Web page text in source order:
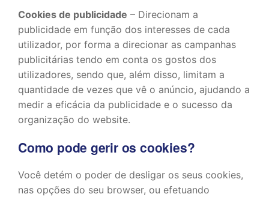
Cookies de publicidade – Direcionam a
publicidade em função dos interesses de cada
utilizador, por forma a direcionar as campanhas
publicitárias tendo em conta os gostos dos
utilizadores, sendo que, além disso, limitam a
quantidade de vezes que vê o anúncio, ajudando a
medir a eficácia da publicidade e o sucesso da
organização do website.
Como pode gerir os cookies?
Você detém o poder de desligar os seus cookies,
nas opções do seu browser, ou efetuando